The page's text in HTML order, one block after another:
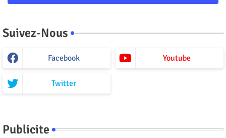
Suivez-Nous
Facebook Youtube
Twitter
Publicite